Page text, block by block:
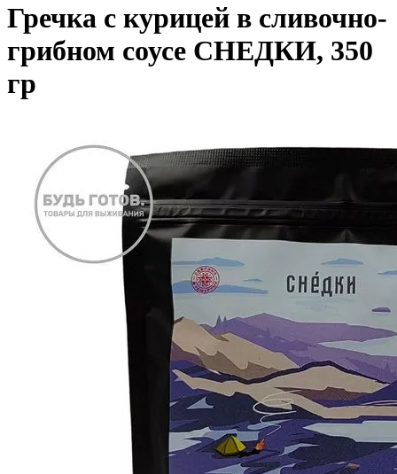
Гречка с курицей в сливочно-
грибном соусе СНЕДКИ, 350
гр